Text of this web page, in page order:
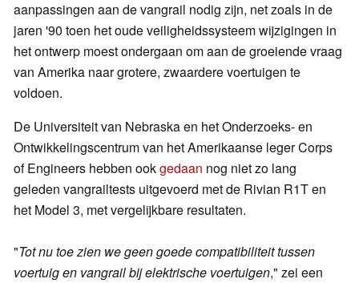
aanpassingen aan de vangrail nodig zijn, net zoals in de
jaren '90 toen het oude veiligheidssysteem wijzigingen in
het ontwerp moest ondergaan om aan de groeiende vraag
van Amerika naar grotere, zwaardere voertuigen te
voldoen.
De Universiteit van Nebraska en het Onderzoeks- en
Ontwikkelingscentrum van het Amerikaanse leger Corps
of Engineers hebben ookgedaan nog niet zo lang
geleden vangrailtests uitgevoerd met de Rivian R1T en
het Model 3, met vergelijkbare resultaten.
"Tot nu toe zien we geen goede compatibiliteit tussen
voertuig en vangrail bij elektrische voertuigen," zei een